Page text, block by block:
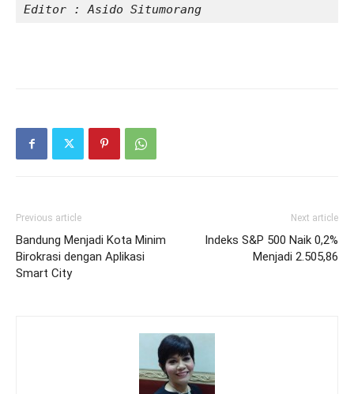
Editor : Asido Situmorang
Previous article
Bandung Menjadi Kota Minim
Birokrasi dengan Aplikasi
Smart City
Next article
Indeks S&P 500 Naik 0,2%
Menjadi 2.505,86